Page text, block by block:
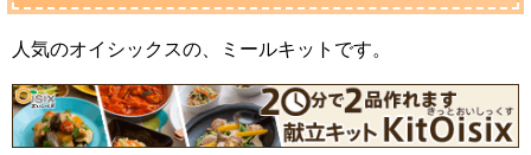
人気のオイシックスの、ミールキットです。